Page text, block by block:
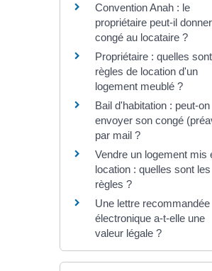
Convention Anah : le
propriétaire peut-il donner
congé au locataire ?
Propriétaire : quelles
règles de location d'un
logement meublé ?
Bail d'habitation : peut-on
envoyer son congé
par mail ?
Vendre un logement mis
location : quelles sont les
règles ?
Une lettre recommandée
électronique a-t-elle une
valeur légale ?